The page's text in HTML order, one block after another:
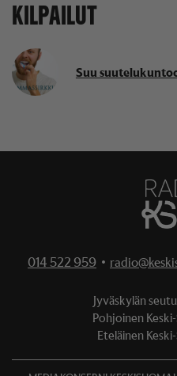
KILPAILUT
Suu
014 522 959 •
Jyväskylän
Pohjoinen
Eteläinen